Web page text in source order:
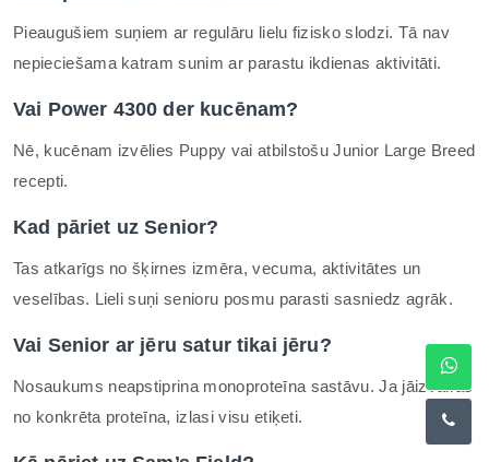
Pieaugušiem suņiem ar regulāru lielu fizisko slodzi. Tā nav
nepieciešama katram sunim ar parastu ikdienas aktivitāti.
Vai Power 4300 der kucēnam?
Nē, kucēnam izvēlies Puppy vai atbilstošu Junior Large Breed
recepti.
Kad pāriet uz Senior?
Tas atkarīgs no šķirnes izmēra, vecuma, aktivitātes un
veselības. Lieli suņi senioru posmu parasti sasniedz agrāk.
Vai Senior ar jēru satur tikai jēru?
Nosaukums neapstiprina monoproteīna sastāvu. Ja jāizvairās
no konkrēta proteīna, izlasi visu etiķeti.